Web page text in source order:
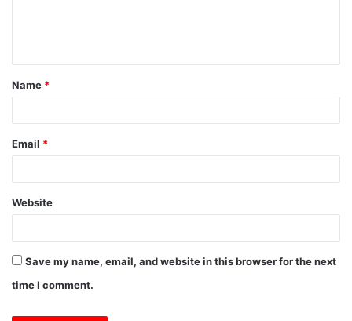
t
*
Name *
Email *
Website
Save my name, email, and website in this browser for the next
time I comment.